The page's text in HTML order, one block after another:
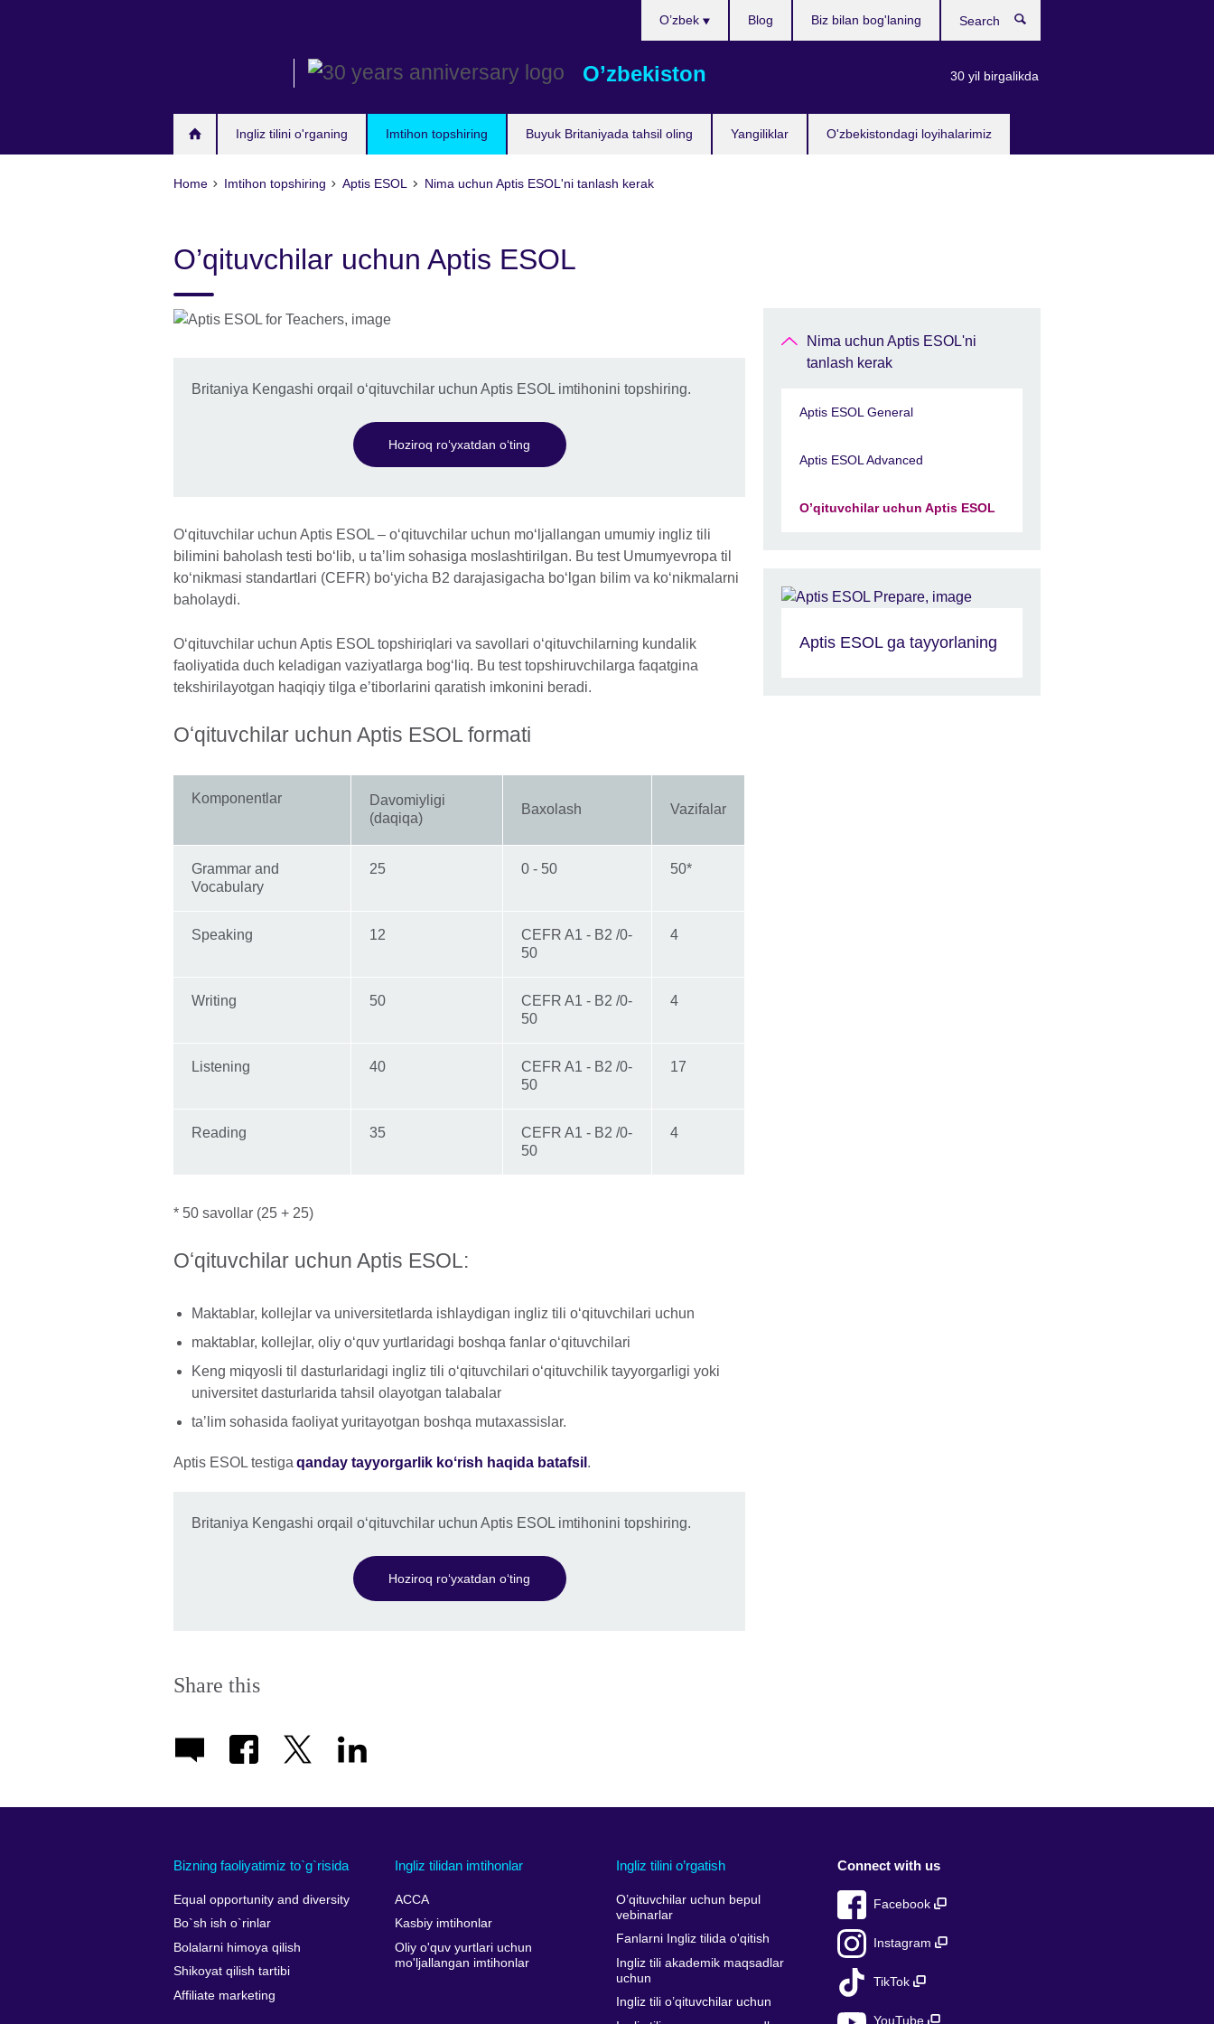
O’zbekiston
Ingliz tilini o'rganing Imtihon topshiring Buyuk Britaniyada tahsil oling Yangiliklar O'zbekistondagi loyihalarimiz
O’zbek
30 yil birgalikda
Blog Biz bilan bog'laning
Home Imtihon topshiring Aptis ESOL Nima uchun Aptis ESOL'ni tanlash kerak
O’qituvchilar uchun Aptis ESOL
Britaniya Kengashi orqail oʻqituvchilar uchun Aptis ESOL imtihonini topshiring.
Hoziroq roʻyxatdan oʻting
Oʻqituvchilar uchun Aptis ESOL – oʻqituvchilar uchun moʻljallangan umumiy ingliz tili
bilimini baholash testi boʻlib, u taʼlim sohasiga moslashtirilgan. Bu test Umumyevropa til
koʻnikmasi standartlari (CEFR) boʻyicha B2 darajasigacha boʻlgan bilim va koʻnikmalarni
baholaydi.
Oʻqituvchilar uchun Aptis ESOL topshiriqlari va savollari oʻqituvchilarning kundalik
faoliyatida duch keladigan vaziyatlarga bogʻliq. Bu test topshiruvchilarga faqatgina
tekshirilayotgan haqiqiy tilga eʼtiborlarini qaratish imkonini beradi.
Oʻqituvchilar uchun Aptis ESOL formati
Komponentlar
Davomiyligi
(daqiqa)
Baxolash Vazifalar
Grammar and
Vocabulary
25 0 - 50 50*
Speaking 12
CEFR A1 - B2 /0-
50
4
Writing 50
CEFR A1 - B2 /0-
50
4
Listening 40
CEFR A1 - B2 /0-
50
17
Reading 35
CEFR A1 - B2 /0-
50
4
* 50 savollar (25 + 25)
Oʻqituvchilar uchun Aptis ESOL:
Maktablar, kollejlar va universitetlarda ishlaydigan ingliz tili oʻqituvchilari uchun
maktablar, kollejlar, oliy oʻquv yurtlaridagi boshqa fanlar oʻqituvchilari
Keng miqyosli til dasturlaridagi ingliz tili oʻqituvchilari oʻqituvchilik tayyorgarligi yoki
universitet dasturlarida tahsil olayotgan talabalar
taʼlim sohasida faoliyat yuritayotgan boshqa mutaxassislar.
Aptis ESOL testiga qanday tayyorgarlik koʻrish haqida batafsil .
Britaniya Kengashi orqail oʻqituvchilar uchun Aptis ESOL imtihonini topshiring.
Hoziroq roʻyxatdan oʻting
Share this
Nima uchun Aptis ESOL'ni
tanlash kerak
Aptis ESOL General
Aptis ESOL Advanced
O’qituvchilar uchun Aptis ESOL
Aptis ESOL ga tayyorlaning
Bizning faoliyatimiz to`g`risida
Equal opportunity and diversity
Bo`sh ish o`rinlar
Bolalarni himoya qilish
Shikoyat qilish tartibi
Affiliate marketing
Ingliz tilidan imtihonlar
ACCA
Kasbiy imtihonlar
Oliy o'quv yurtlari uchun
mo'ljallangan imtihonlar
Ingliz tilini o’rgatish
O’qituvchilar uchun bepul
vebinarlar
Fanlarni Ingliz tilida o'qitish
Ingliz tili akademik maqsadlar
uchun
Ingliz tili o’qituvchilar uchun
Connect with us
Facebook
Instagram
TikTok
YouTube